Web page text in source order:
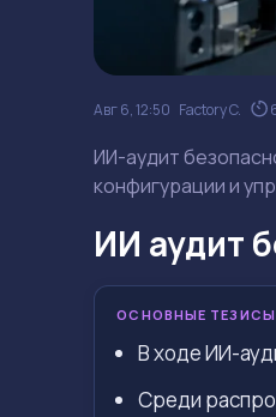
Авг 6, 12:50 Factory C.
ИИ-аудит
конфигурации и
ИИ аудит
ОСНОВНЫЕ ТЕЗИСЫ
В ходе ИИ-
Среди